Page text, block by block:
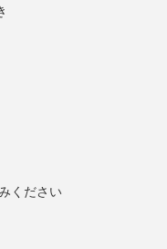
ください